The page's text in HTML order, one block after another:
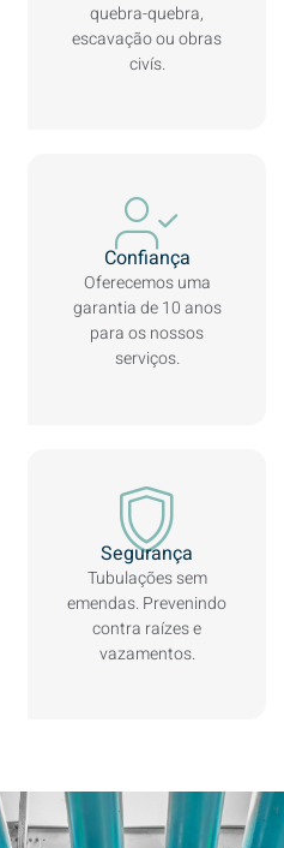
quebra-quebra,
escavação ou obras
civís.
Confiança
Oferecemos uma
garantia de 10 anos
para os nossos
serviços.
Segurança
Tubulações sem
emendas. Prevenindo
contra raízes e
vazamentos.